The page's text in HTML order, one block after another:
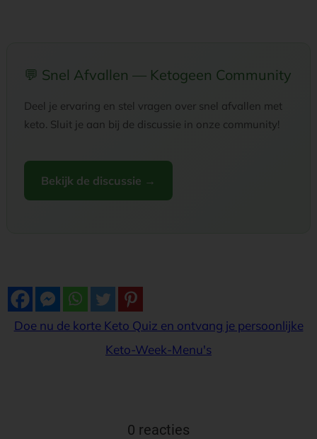
💬 Snel Afvallen — Ketogeen Community
Deel je ervaring en stel vragen over snel afvallen met
keto. Sluit je aan bij de discussie in onze community!
Bekijk de discussie →
Doe nu de korte Keto Quiz en ontvang je persoonlijke
Keto-Week-Menu's
0 reacties